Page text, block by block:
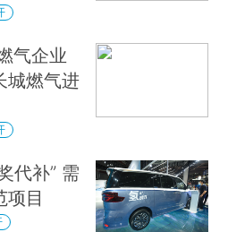
气企业
城燃气进
代补” 需
项目